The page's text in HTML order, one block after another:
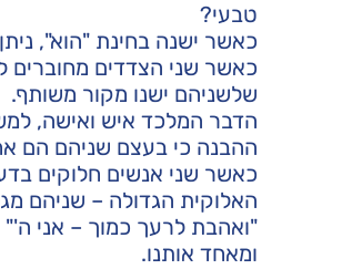
טבעי?
כאשר ישנה בחינת "הוא",
כאשר שני הצדדים מחוברים
שלשניהם ישנו מקור משותף.
הדבר המלכד איש ואישה,
ההבנה כי בעצם שניהם הם
כאשר שני אנשים חלוקים
האלוקית הגדולה – שניהם
"ואהבת לרעך כמוך – אני ה'"
ומאחד אותנו.